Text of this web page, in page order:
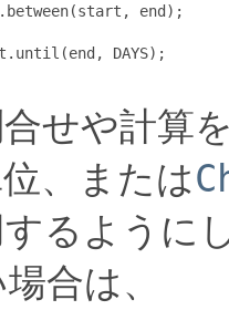
end);
DAYS);
せや計算
、または
るように
合は、